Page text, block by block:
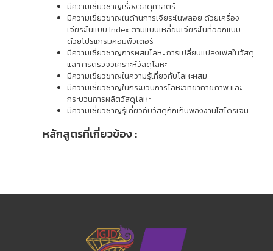
มีความเชี่ยวชาญเรื่องวัสดุศาสตร์
มีความเชี่ยวชาญในด้านการเจียระไนพลอย ด้วยเครื่อง
เจียระไนแบบ Index ตามแบบเหลี่ยมเจียระไนที่ออกแบบ
ด้วยโปรแกรมคอมพิวเตอร์
มีความเชี่ยวชาญการผสมโลหะ การเปลี่ยนแปลงเฟสในวัสดุ
และการตรวจวิเคราะห์วัสดุโลหะ
มีความเชี่ยวชาญในความรู้เกี่ยวกับโลหะผสม
มีความเชี่ยวชาญในกระบวนการโลหะวิทยากายภาพ และ
กระบวนการผลิตวัสดุโลหะ
มีความเชี่ยวชาญรู้เกี่ยวกับวัสดุกักเก็บพลังงานไฮโดรเจน
หลักสูตรที่เกี่ยวข้อง :